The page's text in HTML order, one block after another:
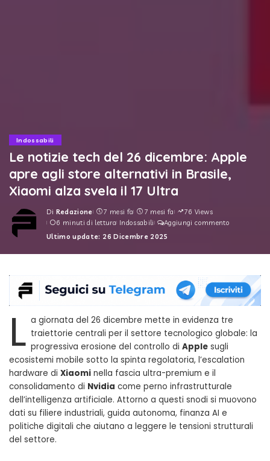
Indossabili
Le notizie tech del 26 dicembre: Apple
apre agli store alternativi in Brasile,
Xiaomi alza svela il 17 Ultra
Posted
by
Di Redazione 7 mesi fa 7 mesi fa
76 Views
6 minuti di lettura Indossabili
Aggiungi commento
Ultimo update: 26 Dicembre 2025
L a giornata del 26 dicembre mette in evidenza tre
traiettorie centrali per il settore tecnologico globale: la
progressiva erosione del controllo di Applesugli
ecosistemi mobile sotto la spinta regolatoria, l’escalation
hardware di Xiaomi nella fascia ultra-premium e il
consolidamento di Nvidia come perno infrastrutturale
dell’intelligenza artificiale. Attorno a questi snodi si muovono
dati su filiere industriali, guida autonoma, finanza AI e
politiche digitali che aiutano a leggere le tensioni strutturali
del settore.